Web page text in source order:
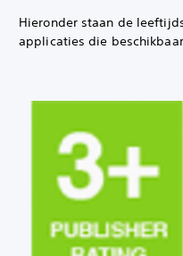
Hieronder staan de
applicaties die